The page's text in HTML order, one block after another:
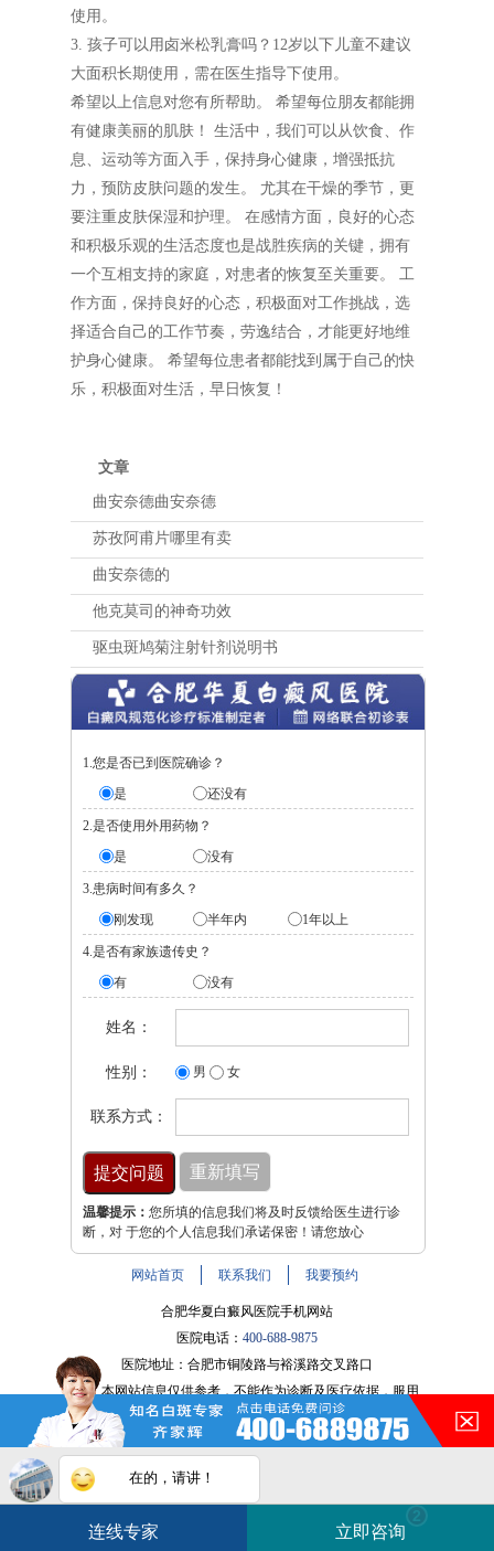
使用。
3. 孩子可以用卤米松乳膏吗？12岁以下儿童不建议
大面积长期使用，需在医生指导下使用。
希望以上信息对您有所帮助。 希望每位朋友都能拥
有健康美丽的肌肤！ 生活中，我们可以从饮食、作
息、运动等方面入手，保持身心健康，增强抵抗
力，预防皮肤问题的发生。 尤其在干燥的季节，更
要注重皮肤保湿和护理。 在感情方面，良好的心态
和积极乐观的生活态度也是战胜疾病的关键，拥有
一个互相支持的家庭，对患者的恢复至关重要。 工
作方面，保持良好的心态，积极面对工作挑战，选
择适合自己的工作节奏，劳逸结合，才能更好地维
护身心健康。 希望每位患者都能找到属于自己的快
乐，积极面对生活，早日恢复！
文章
曲安奈德曲安奈德
苏孜阿甫片哪里有卖
曲安奈德的
他克莫司的神奇功效
驱虫斑鸠菊注射针剂说明书
1.您是否已到医院确诊？
是
还没有
2.是否使用外用药物？
是
没有
3.患病时间有多久？
刚发现
半年内 1年以上
4.是否有家族遗传史？
有
没有
姓名：
性别： 男 女
联系方式：
温馨提示： 您所填的信息我们将及时反馈给医生进行诊
断，对 于您的个人信息我们承诺保密！请您放心
网站首页 联系我们 我要预约
合肥华夏白癜风医院手机网站
医院电话： 400-688-9875
医院地址：合肥市铜陵路与裕溪路交叉路口
注：本网站信息仅供参考，不能作为诊断及医疗依据，服用
药物或进行治疗时请遵医嘱。如有转载或引用文章涉及版权
问题，请与我们联系。
皖ICP备16014022号-9
皖公网安备 34010202600947号
在的，请讲！
连线专家 立即咨询
白斑在线问医生
如何快速治好白癜风？ 电话咨询